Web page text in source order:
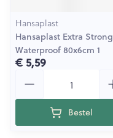
Hansaplast
Hansaplast Extra Strong
Waterproof 80x6cm 1
€ 5,59
Bestel